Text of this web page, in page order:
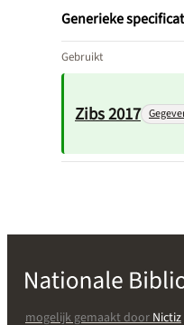
Generieke
Gebruikt
Zibs 2017
mogelijk gemaakt doorNictiz